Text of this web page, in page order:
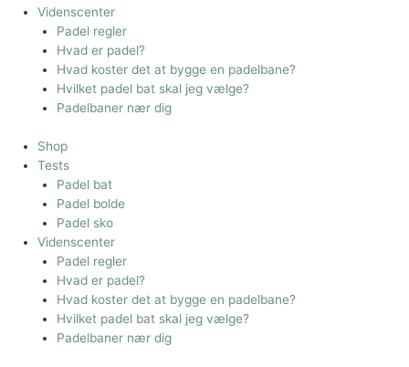
Videnscenter
Padel regler
Hvad er padel?
Hvad koster det at bygge en padelbane?
Hvilket padel bat skal jeg vælge?
Padelbaner nær dig
Shop
Tests
Padel bat
Padel bolde
Padel sko
Videnscenter
Padel regler
Hvad er padel?
Hvad koster det at bygge en padelbane?
Hvilket padel bat skal jeg vælge?
Padelbaner nær dig